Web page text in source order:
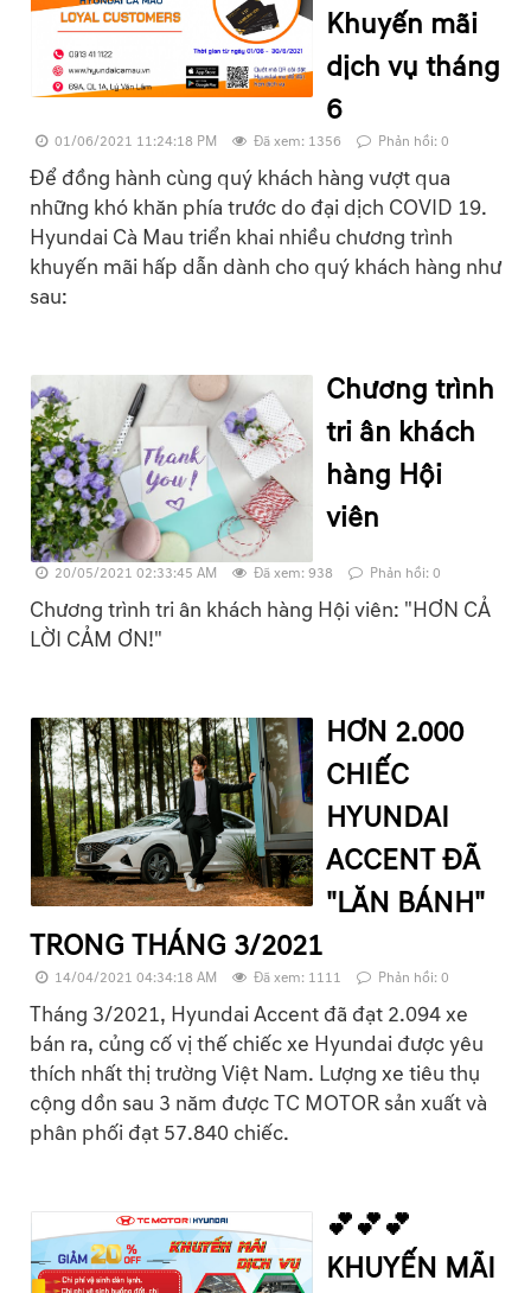
Khuyến mãi
dịch vụ tháng
6
01/06/2021 11:24:18 PM Đã xem: 1356 Phản hồi: 0
Để đồng hành cùng quý khách hàng vượt qua
những khó khăn phía trước do đại dịch COVID 19.
Hyundai Cà Mau triển khai nhiều chương trình
khuyến mãi hấp dẫn dành cho quý khách hàng như
sau:
Chương trình
tri ân khách
hàng Hội
viên
20/05/2021 02:33:45 AM Đã xem: 938 Phản hồi: 0
Chương trình tri ân khách hàng Hội viên: "HƠN CẢ
LỜI CẢM ƠN!"
HƠN 2.000
CHIẾC
HYUNDAI
ACCENT ĐÃ
"LĂN BÁNH"
TRONG THÁNG 3/2021
14/04/2021 04:34:18 AM Đã xem: 1111 Phản hồi: 0
Tháng 3/2021, Hyundai Accent đã đạt 2.094 xe
bán ra, củng cố vị thế chiếc xe Hyundai được yêu
thích nhất thị trường Việt Nam. Lượng xe tiêu thụ
cộng dồn sau 3 năm được TC MOTOR sản xuất và
phân phối đạt 57.840 chiếc.
💕💕💕
KHUYẾN MÃI